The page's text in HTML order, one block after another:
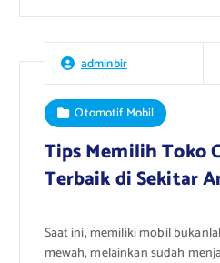
adminbir
Otomotif Mobil
Tips Memilih Toko
Terbaik di Sekitar
Saat ini, memiliki mobil
mewah, melainkan sudah